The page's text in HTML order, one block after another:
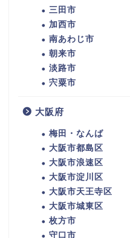
三田市
加西市
南あわじ市
朝来市
淡路市
宍粟市
大阪府
梅田・なんば
大阪市都島区
大阪市浪速区
大阪市淀川区
大阪市天王寺区
大阪市城東区
枚方市
守口市